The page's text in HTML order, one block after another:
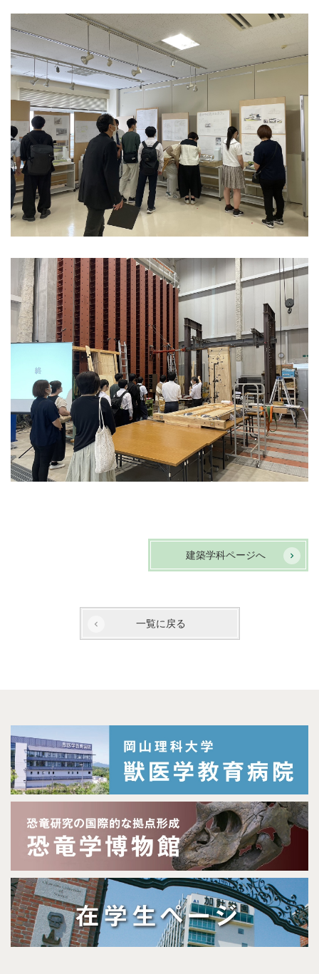
建築学科ページへ
一覧に戻る